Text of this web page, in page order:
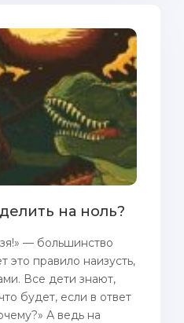
на ноль?
— большинство
это правило наизусть,
Все дети знают,
будет, если в ответ
А ведь на